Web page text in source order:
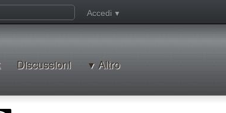
Accedi
Discussioni Altro